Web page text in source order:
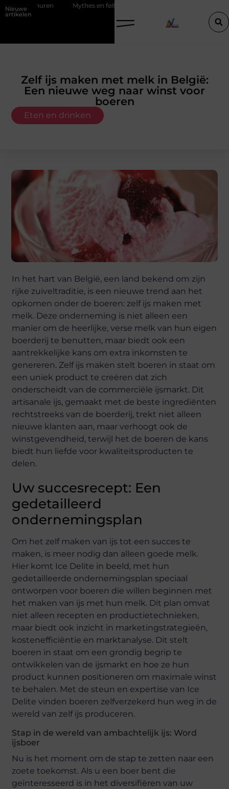
Nieuwe
artikelen
Mythes en feiten over zachtere nicotine pouches
Zelf ijs maken met melk in België:
Een nieuwe weg naar winst voor
boeren
Eten en drinken
In het hart van België, een land bekend om zijn
rijke zuiveltraditie, is een nieuwe trend aan het
opkomen onder de boeren: zelf ijs maken met
melk. Deze onderneming is niet alleen een
manier om de heerlijke, verse melk van hun eigen
boerderij te benutten, maar biedt ook een
aantrekkelijke kans om extra inkomsten te
genereren. Zelf ijs maken stelt boeren in staat om
een uniek product te creëren dat zich
onderscheidt van de commerciële ijsmarkt. Dit
artisanale ijs, gemaakt met de beste ingrediënten
rechtstreeks van de boerderij, trekt niet alleen
nieuwe klanten aan, maar verhoogt ook de
winstgevendheid, terwijl het de boeren de kans
biedt hun liefde voor kwaliteitsproducten te
delen.
Uw succesrecept: Een
gedetailleerd
ondernemingsplan
Om het zelf maken van ijs tot een succes te
maken, is meer nodig dan alleen goede melk.
Hier komt Ice Delite in beeld, met hun
gedetailleerde ondernemingsplan speciaal
ontworpen voor boeren die willen beginnen met
het maken van ijs met hun melk. Dit plan omvat
niet alleen recepten en productietechnieken,
maar biedt ook inzicht in marketingstrategieën,
kostenefficiëntie en marktanalyse. Dit stelt
boeren in staat om een grondig begrip te
ontwikkelen van de ijsmarkt en hoe ze hun
product kunnen positioneren om maximale winst
te behalen. Met de steun en expertise van Ice
Delite vinden boeren zelfverzekerd hun weg in de
wereld van zelf ijs produceren.
Stap in de wereld van ambachtelijk ijs: Word
ijsboer
Nu is het moment om de stap te zetten naar een
zoete toekomst. Als u een boer bent die
geïnteresseerd is in het diversifiëren van uw